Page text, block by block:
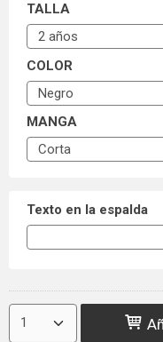
TALLA
COLOR
MANGA
Texto en la espalda